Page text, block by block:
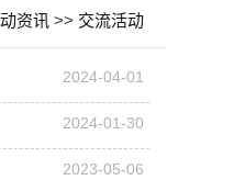
资讯 >> 交流活动
2024-04-01
2024-01-30
2023-05-06